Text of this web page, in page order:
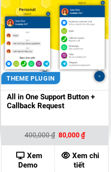
THEME PLUGIN
All in One Support Button +
Callback Request
400,000₫ Giá
gốc
là:
400,000 ₫.
80,000₫Giá
hiện
tại
là:
80,000
Xem
Demo
Xem chi
tiết